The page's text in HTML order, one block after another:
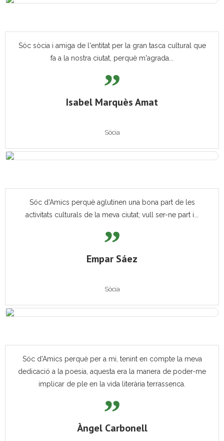
Sóc sòcia i amiga de l'entitat per la gran tasca cultural que
fa a la nostra ciutat, perquè m'agrada...
Isabel Marquès Amat
Sòcia
Sóc d'Amics perquè aglutinen una bona part de les
activitats culturals de la meva ciutat; vull ser-ne part i...
Empar Sáez
Sòcia
Sóc d'Amics perquè per a mi, tenint en compte la meva
dedicació a la poesia, aquesta era la manera de poder-me
implicar de ple en la vida literària terrassenca.
Àngel Carbonell